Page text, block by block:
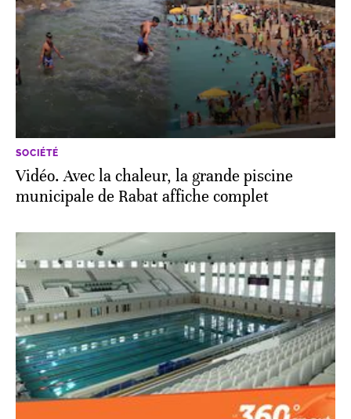
SOCIÉTÉ
Vidéo. Avec la chaleur, la grande piscine
municipale de Rabat affiche complet